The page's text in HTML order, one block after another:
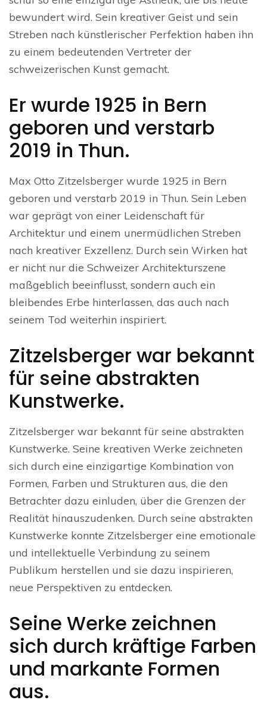
bewundert wird. Sein kreativer Geist und sein
Streben nach künstlerischer Perfektion haben ihn
zu einem bedeutenden Vertreter der
schweizerischen Kunst gemacht.
Er wurde 1925 in Bern
geboren und verstarb
2019 in Thun.
Max Otto Zitzelsberger wurde 1925 in Bern
geboren und verstarb 2019 in Thun. Sein Leben
war geprägt von einer Leidenschaft für
Architektur und einem unermüdlichen Streben
nach kreativer Exzellenz. Durch sein Wirken hat
er nicht nur die Schweizer Architekturszene
maßgeblich beeinflusst, sondern auch ein
bleibendes Erbe hinterlassen, das auch nach
seinem Tod weiterhin inspiriert.
Zitzelsberger war bekannt
für seine abstrakten
Kunstwerke.
Zitzelsberger war bekannt für seine abstrakten
Kunstwerke. Seine kreativen Werke zeichneten
sich durch eine einzigartige Kombination von
Formen, Farben und Strukturen aus, die den
Betrachter dazu einluden, über die Grenzen der
Realität hinauszudenken. Durch seine abstrakten
Kunstwerke konnte Zitzelsberger eine emotionale
und intellektuelle Verbindung zu seinem
Publikum herstellen und sie dazu inspirieren,
neue Perspektiven zu entdecken.
Seine Werke zeichnen
sich durch kräftige Farben
und markante Formen
aus.